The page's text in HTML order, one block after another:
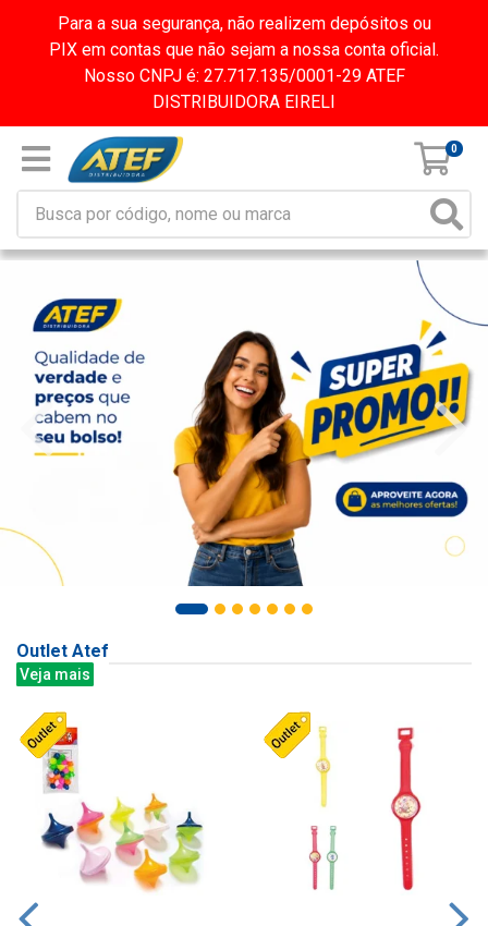
Para a sua segurança, não realizem depósitos ou
PIX em contas que não sejam a nossa conta oficial.
Nosso CNPJ é: 27.717.135/0001-29 ATEF
DISTRIBUIDORA EIRELI
0
Outlet Atef
Veja mais